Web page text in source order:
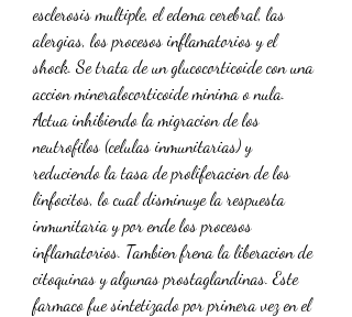
esclerosis multiple, el edema cerebral, las
alergias, los procesos inflamatorios y el
shock. Se trata de un glucocorticoide con una
accion mineralocorticoide minima o nula.
Actua inhibiendo la migracion de los
neutrofilos (celulas inmunitarias) y
reduciendo la tasa de proliferacion de los
linfocitos, lo cual disminuye la respuesta
inmunitaria y por ende los procesos
inflamatorios. Tambien frena la liberacion de
citoquinas y algunas prostaglandinas. Este
farmaco fue sintetizado por primera vez en el